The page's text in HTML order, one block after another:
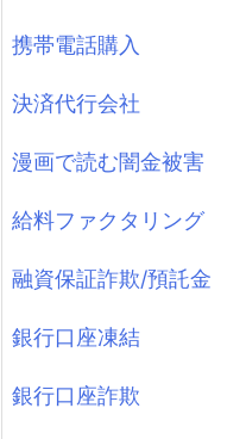
携帯電話購入
決済代行会社
漫画で読む闇金被害
給料ファクタリング
融資保証詐欺/預託金
銀行口座凍結
銀行口座詐欺